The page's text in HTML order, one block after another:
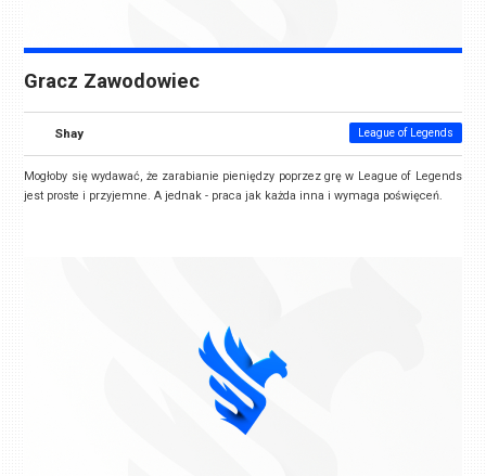
Gracz Zawodowiec
Shay League of Legends
Mogłoby się wydawać, że zarabianie pieniędzy poprzez grę w League of Legends
jest proste i przyjemne. A jednak - praca jak każda inna i wymaga poświęceń.